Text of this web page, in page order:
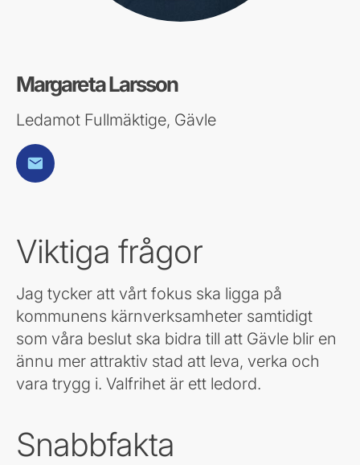
Margareta Larsson
Ledamot Fullmäktige, Gävle
E-post
Viktiga frågor
Jag tycker att vårt fokus ska ligga på
kommunens kärnverksamheter samtidigt
som våra beslut ska bidra till att Gävle blir en
ännu mer attraktiv stad att leva, verka och
vara trygg i. Valfrihet är ett ledord.
Snabbfakta